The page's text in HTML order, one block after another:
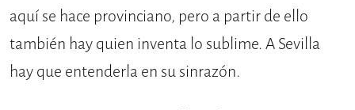
aquí se hace provinciano, pero a partir de ello
también hay quien inventa lo sublime. A Sevilla
hay que entenderla en su sinrazón.